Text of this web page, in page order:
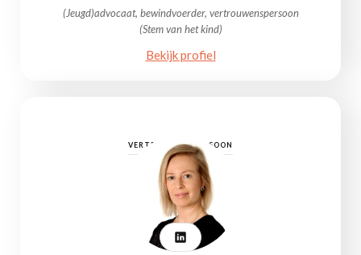
(Jeugd)advocaat, bewindvoerder, vertrouwenspersoon
(Stem van het kind)
Bekijk profiel
VERTROUWENSPERSOON